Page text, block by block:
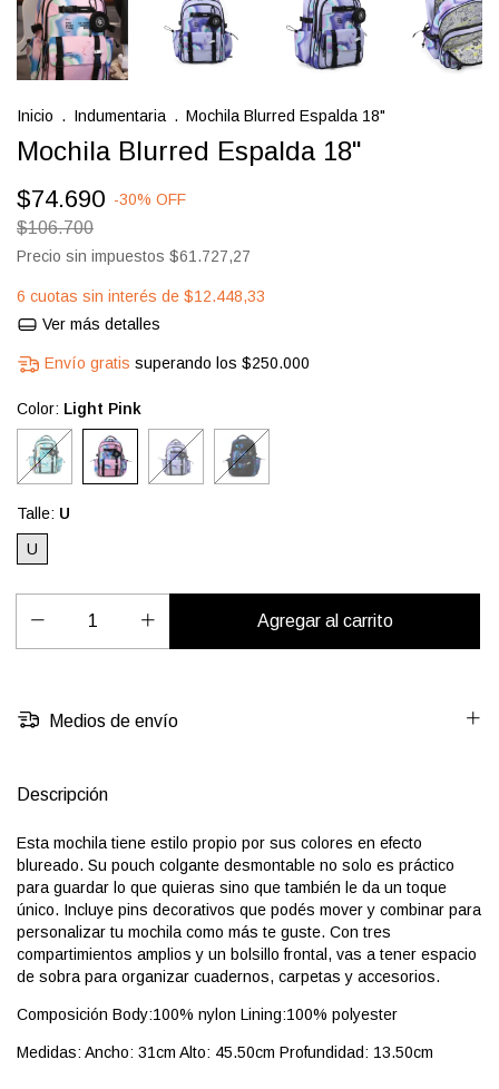
Inicio . Indumentaria . Mochila Blurred Espalda 18"
Mochila Blurred Espalda 18"
$74.690 -30% OFF
$106.700
Precio sin impuestos $61.727,27
6 cuotas sin interés de $12.448,33
Ver más detalles
Envío gratis superando los$250.000
Color: Light Pink
Talle: U
U
Medios de envío
Descripción
Esta mochila tiene estilo propio por sus colores en efecto
blureado. Su pouch colgante desmontable no solo es práctico
para guardar lo que quieras sino que también le da un toque
único. Incluye pins decorativos que podés mover y combinar para
personalizar tu mochila como más te guste. Con tres
compartimientos amplios y un bolsillo frontal, vas a tener espacio
de sobra para organizar cuadernos, carpetas y accesorios.
Composición Body:100% nylon Lining:100% polyester
Medidas: Ancho: 31cm Alto: 45.50cm Profundidad: 13.50cm